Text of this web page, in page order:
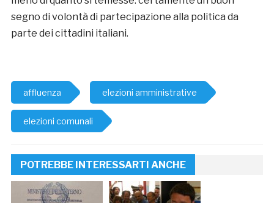
segno di volontà di partecipazione alla politica da
parte dei cittadini italiani.
affluenza elezioni amministrative
elezioni comunali
POTREBBE INTERESSARTI ANCHE